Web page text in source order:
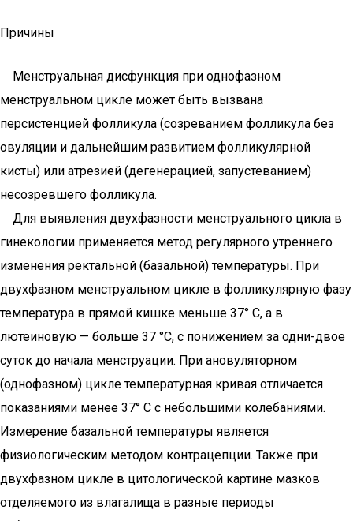
Причины
Менструальная дисфункция при однофазном
менструальном цикле может быть вызвана
персистенцией фолликула (созреванием фолликула без
овуляции и дальнейшим развитием фолликулярной
кисты) или атрезией (дегенерацией, запустеванием)
несозревшего фолликула.
Для выявления двухфазности менструального цикла в
гинекологии применяется метод регулярного утреннего
изменения ректальной (базальной) температуры. При
двухфазном менструальном цикле в фолликулярную фазу
температура в прямой кишке меньше 37° С, а в
лютеиновую — больше 37 °С, с понижением за одни-двое
суток до начала менструации. При ановуляторном
(однофазном) цикле температурная кривая отличается
показаниями менее 37° С с небольшими колебаниями.
Измерение базальной температуры является
физиологическим методом контрацепции. Также при
двухфазном цикле в цитологической картине мазков
отделяемого из влагалища в разные периоды